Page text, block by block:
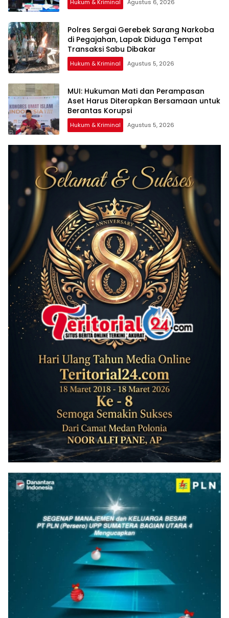
Hukum & Kriminal Agustus 6, 2026
Polres Sergai Gerebek Sarang Narkoba
di Pegajahan, Lapak Diduga Tempat
Transaksi Sabu Dibakar
Hukum & Kriminal Agustus 5, 2026
‎MUI: Hukuman Mati dan Perampasan
Aset Harus Diterapkan Bersamaan untuk
Hukum & Kriminal Agustus 5, 2026